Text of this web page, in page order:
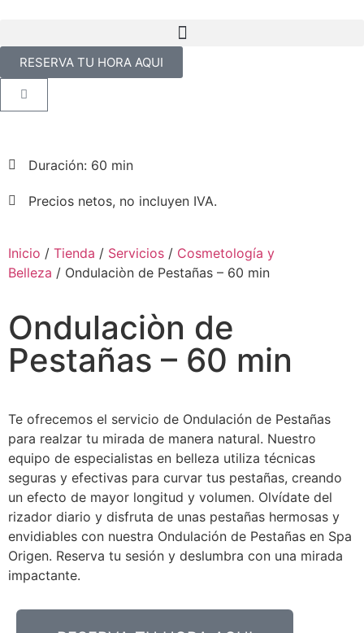
RESERVA TU HORA AQUI
Duración: 60 min
Precios netos, no incluyen IVA.
Inicio / Tienda / Servicios / Cosmetología y
Belleza / Ondulaciòn de Pestañas – 60 min
Ondulaciòn de
Pestañas – 60 min
Te ofrecemos el servicio de Ondulación de Pestañas
para realzar tu mirada de manera natural. Nuestro
equipo de especialistas en belleza utiliza técnicas
seguras y efectivas para curvar tus pestañas, creando
un efecto de mayor longitud y volumen. Olvídate del
rizador diario y disfruta de unas pestañas hermosas y
envidiables con nuestra Ondulación de Pestañas en Spa
Origen. Reserva tu sesión y deslumbra con una mirada
impactante.